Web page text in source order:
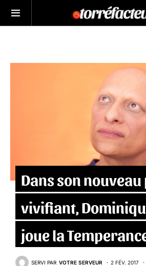
Dans son
vivifiant,
joue la
SERVI PAR VOTRE SERVEUR 2 FÉV. 2017